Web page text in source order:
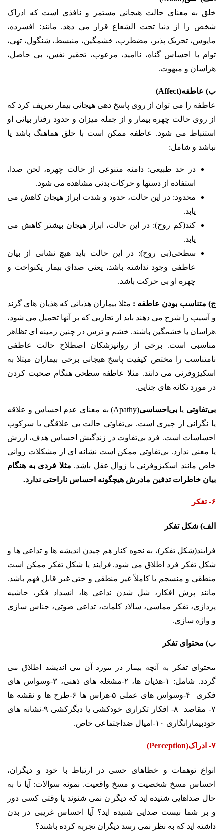
خلق به معنای حالت هیجانی مستمر و نافذی است که ادراک
شخص را از دنیا تحت الشعاع قرار می دهد. مانند: افسرده،
مایوس، تحریک پذیر، مضطرب، خشمگین، منبسط، شنگول، تهی،
توام با احساس گناه، ناامید، مرعوب، تحقیر نفس، بی حاصل،
هراسان و مبهوت.
ب) عاطفه(Affect)
عاطفه را می توان از روی پاسخ دهی هیجانی بیمار تعریف کرد که
از روی حالت چهره بیمار و از جمله میزان و حدود رفتار بیانی او
استنباط می شود. عاطفه ممکن است با خلق هماهنگ باشد یا
نباشد و شامل:
در حد طبیعی: دامنه متنوعی از حالت چهره، لحن صدا،
استفاده از دستها و حرکات بدنی مشاهده می شود.
محدود: در این حالت، حدود و شدت ابراز هیجان کاهش می
یابد.
کند(کم روح): در این حالت، ابراز هیجان بیشتر کاهش می
یابد.
سطحی(بی روح): در این حالت باید هیچ نشانی از بیان
عاطفی وجود نداشته باشد، یعنی صدای بیمار یکنواخت و
چهره او بی حرکت باشد.
ج) متناسب بودن عاطفه : مثلا بیماران هذیانی که هذیان های گزند
و آسیب را شرح می دهند باید از تجاربی که بر آنها تحمیل می شود،
هراسان یا خشمگین باشند. خشم و ترس در چنین زمینه ای تظاهر
مناسبی است. برخی از روانپزشکان اصطلاح حالت عاطفی
نامتناسب را مختص کیفیت پاسخ هیجانی برخی بیماران مبتلا به
اسکیزوفرنی می دانند. مثلا عاطفه سطحی هنگام صحبت کردن
در مورد تکانه های جنایی.
بی‌تفاوتی یابی‌احساسی
(Apathy) به معنای عدم احساس و علاقه
یا نگرانی از چیزی است. بی‌تفاوتی حالت بی علاقگی یا سرکوب
احساسات است. فرد بی‌تفاوت در زندگیش احساس هدف، ارزش
یا معنی ندارد. بی‌تفاوتی ممکن است نشانه ای از مشکلات روانی
خاص مانند اسکیزوفرنی یا زوال عقل باشد. مثلا فردی به هنگام
بیان خاطرات تدفین مادرش هیچگونه احساس ناراحتی ندارد.
۶- تفکر
الف) شکل تفکر
فرایند(شکل تفکر)، به نحوه کنار هم چیدن اندیشه ها و تداعی ها و
شکل تفکر فرد اطلاق می شود. فرایند یا شکل تفکر ممکن است
منطقی و منسجم یا کاملاً غیر منطقی و حتی غیر قابل فهم باشد.
مانند پرش افکار، شل شدن تداعی ها، انسداد فکر، حاشیه
پردازی، تفکر مماسی، سالاد کلمات، تداعی صوتی، جناس سازی
و واژه سازی.
ب) محتوای تفکر
محتوای تفکر به آنچه بیمار در مورد آن می اندیشد اطلاق می
گردد. شامل: ۱-هذیان ها، ۲-مشغله های ذهنی، ۳-وسواس های
فکری ۴-وسواس های عملی ۵-هراس ها ۶-طرح ها و نقشه ها
۷- مقاصد ۸- افکار تکراری
خودکشی یا دیگرکشی ۹-نشانه های
خودبیمارانگاری ۱۰-امیال ضداجتماعی خاص.
۷- ادراک(Perception)
انواع توهمات و خطاهای حسی در ارتباط با خود و دیگران،
احساس مسخ شخصیت و مسخ واقعیت. نمونه سوالات: آیا تا به
حال صداهایی شنیده اید که دیگران نمی شنوند یا وقتی کسی دور
و بر شما نیست صدایی شنیده اید؟ آیا احساس غریبی در بدن
داشته اید که به نظر نمی رسد دیگران تجربه کرده باشند؟